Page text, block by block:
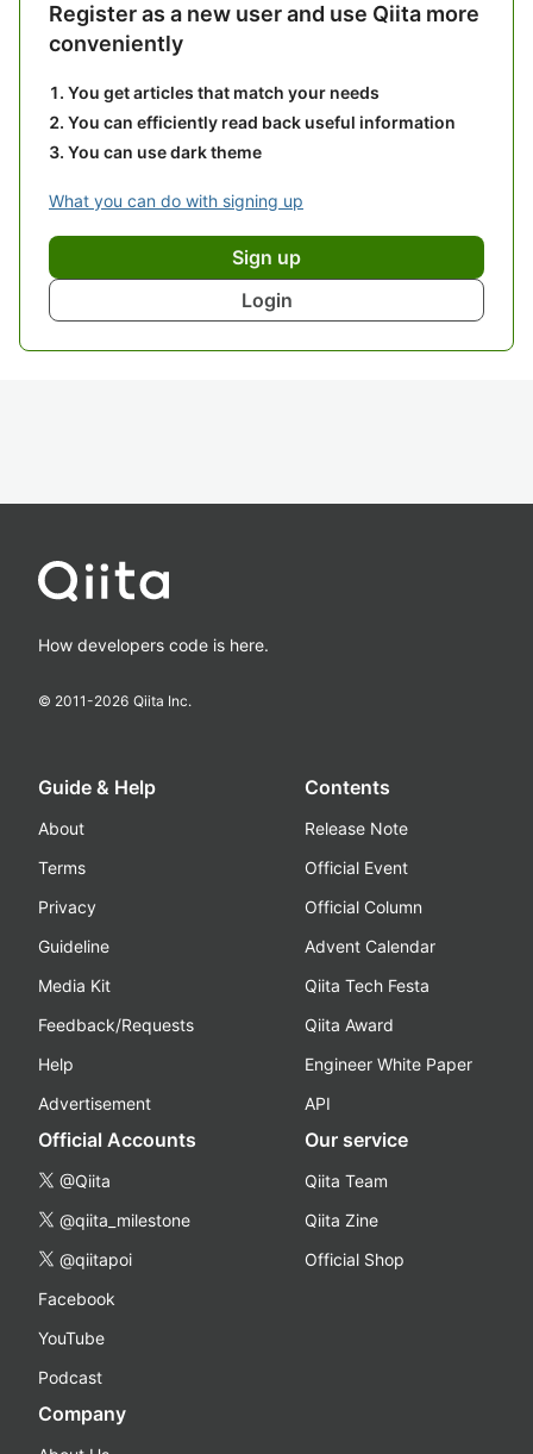
Register as a new user and use Qiita more
conveniently
You get articles that match your needs
You can efficiently read back useful information
You can use dark theme
What you can do with signing up
Sign up
Login
How developers code is here.
© 2011-2026 Qiita Inc.
Guide & Help
About
Terms
Privacy
Guideline
Media Kit
Feedback/Requests
Help
Advertisement
Contents
Release Note
Official Event
Official Column
Advent Calendar
Qiita Tech Festa
Qiita Award
Engineer White Paper
API
Official Accounts
@Qiita
@qiita_milestone
@qiitapoi
Facebook
YouTube
Podcast
Our service
Qiita Team
Qiita Zine
Official Shop
Company